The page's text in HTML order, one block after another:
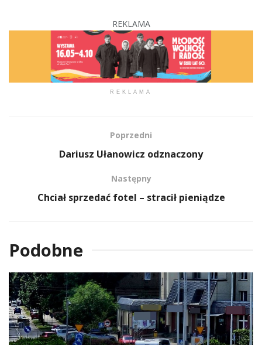
REKLAMA
REKLAMA
Poprzedni
Dariusz Ułanowicz odznaczony
Następny
Chciał sprzedać fotel – stracił pieniądze
Podobne